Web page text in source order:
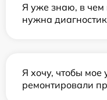
Я уже знаю, в чем
нужна
Я хочу, чтобы мое
ремонтировали